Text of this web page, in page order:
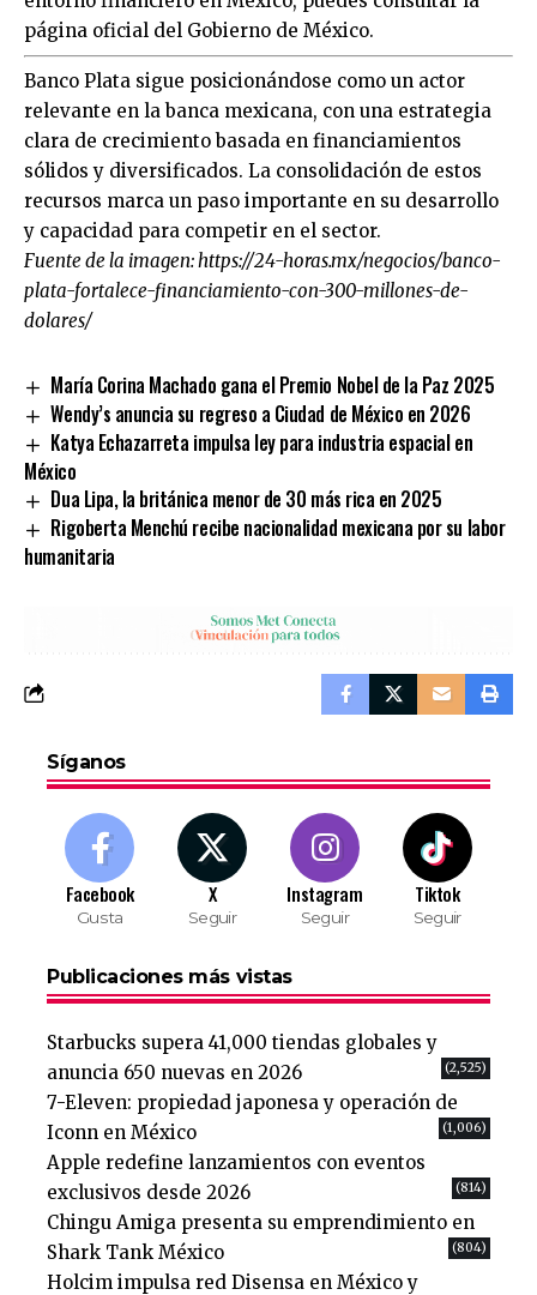
página oficial del Gobierno de México.
Banco Plata sigue posicionándose como un actor
relevante en la banca mexicana, con una estrategia
clara de crecimiento basada en financiamientos
sólidos y diversificados. La consolidación de estos
recursos marca un paso importante en su desarrollo
y capacidad para competir en el sector.
Fuente de la imagen:https://24-horas.mx/negocios/banco-
plata-fortalece-financiamiento-con-300-millones-de-
dolares/
María Corina Machado gana el Premio Nobel de la Paz 2025
Wendy’s anuncia su regreso a Ciudad de México en 2026
Katya Echazarreta impulsa ley para industria espacial en
México
Dua Lipa, la británica menor de 30 más rica en 2025
Rigoberta Menchú recibe nacionalidad mexicana por su labor
humanitaria
Síganos
Facebook
Gusta
X
Seguir
Instagram
Seguir
Tiktok
Seguir
Publicaciones más vistas
Starbucks supera 41,000 tiendas globales y
anuncia 650 nuevas en 2026
(2,525)
7-Eleven: propiedad japonesa y operación de
Iconn en México
(1,006)
Apple redefine lanzamientos con eventos
exclusivos desde 2026
(814)
Chingu Amiga presenta su emprendimiento en
Shark Tank México
(804)
Holcim impulsa red Disensa en México y